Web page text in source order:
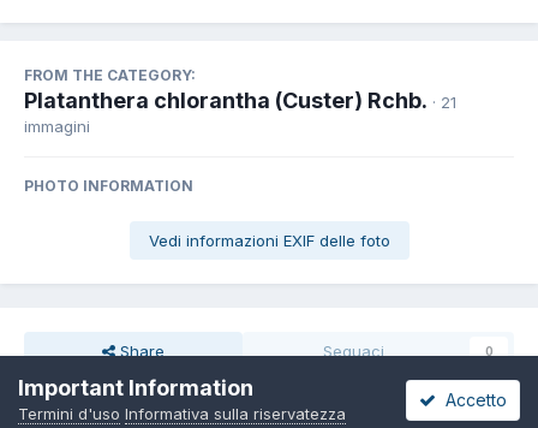
FROM THE CATEGORY:
Platanthera chlorantha (Custer) Rchb. · 21
immagini
PHOTO INFORMATION
Vedi informazioni EXIF delle foto
Share Seguaci 0
Important Information
Termini d'uso Informativa sulla riservatezza
Accetto